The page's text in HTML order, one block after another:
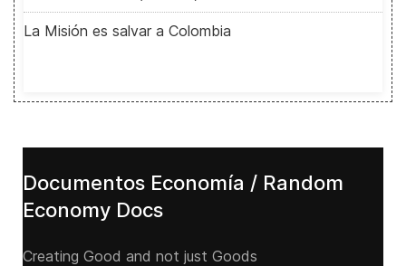
La Misión es salvar a Colombia
Documentos Economía / Random
Economy Docs
Creating Good and not just Goods